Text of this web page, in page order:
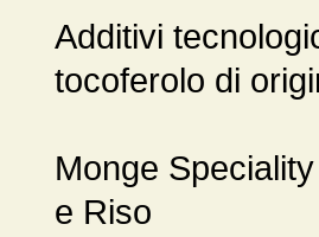
Additivi
tocoferolo di
Monge
e Riso